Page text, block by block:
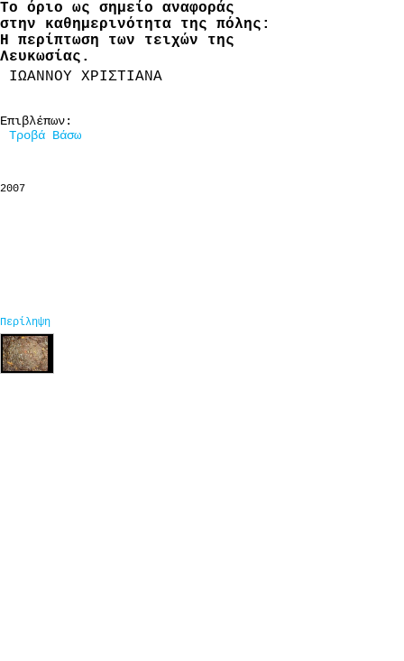
Το όριο ως σημείο αναφοράς
στην καθημερινότητα της πόλης:
Η περίπτωση των τειχών της
Λευκωσίας.
ΙΩΑΝΝΟΥ ΧΡΙΣΤΙΑΝΑ
Επιβλέπων:
Τροβά Βάσω
2007
Περίληψη